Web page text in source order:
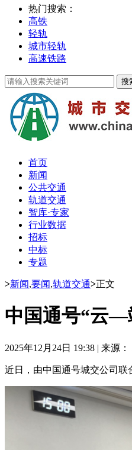
热门搜索：
高铁
轻轨
城市轻轨
高速铁路
首页
新闻
公共交通
轨道交通
智库·专家
行业数据
招标
中标
专题
>新闻,要闻,轨道交通>正文
中国通号“云—
2025年12月24日 19:38 | 来源：
近日，由中国通号城交公司联